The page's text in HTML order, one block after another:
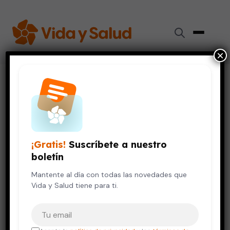
Videos de Salud
PIEL Y CUIDADO PERSONAL
Preparación de cataplasma
12 de octubre, 2023
¡Gratis! Suscríbete a nuestro
boletín
Mantente al día con todas las novedades que
Vida y Salud tiene para ti.
×